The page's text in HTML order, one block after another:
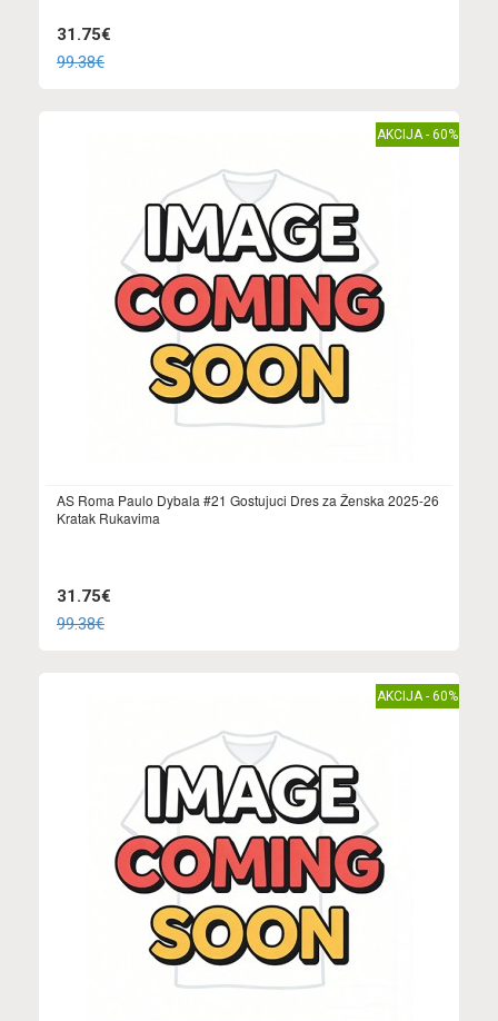
31.75€
99.38€
AKCIJA - 60%
AS Roma Paulo Dybala #21 Gostujuci Dres za Ženska 2025-26
Kratak Rukavima
31.75€
99.38€
AKCIJA - 60%